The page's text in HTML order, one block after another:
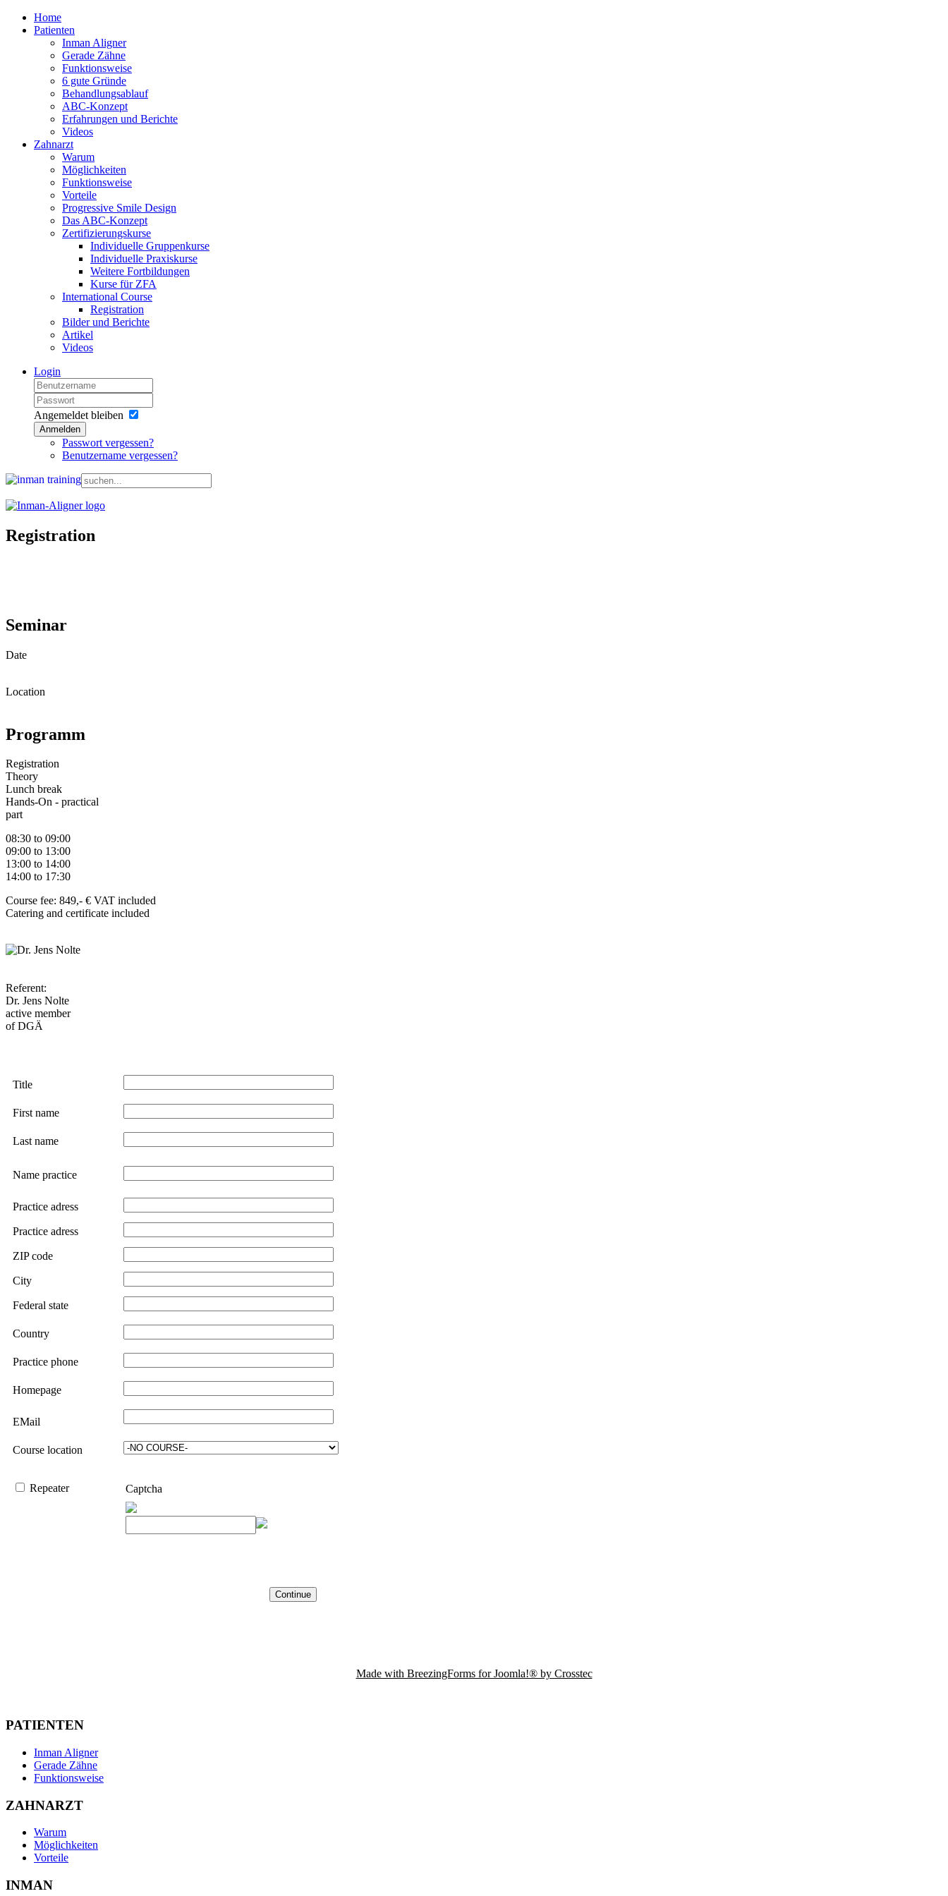
Home
Patienten
Inman Aligner
Gerade Zähne
Funktionsweise
6 gute Gründe
Behandlungsablauf
ABC-Konzept
Erfahrungen und Berichte
Videos
Zahnarzt
Warum
Möglichkeiten
Funktionsweise
Vorteile
Progressive Smile Design
Das ABC-Konzept
Zertifizierungskurse
Individuelle Gruppenkurse
Individuelle Praxiskurse
Weitere Fortbildungen
Kurse für ZFA
International Course
Registration
Bilder und Berichte
Artikel
Videos
Login
Angemeldet bleiben
Anmelden
Passwort vergessen?
Benutzername vergessen?
Registration
Seminar
Date
Location
Programm
Registration
Theory
Lunch break
Hands-On - practical
part
08:30 to 09:00
09:00 to 13:00
13:00 to 14:00
14:00 to 17:30
Course fee: 849,- € VAT included
Catering and certificate included
Referent:
Dr. Jens Nolte
active member
of DGÄ
Title
First name
Last name
Name practice
Practice adress
Practice adress
ZIP code
City
Federal state
Country
Practice phone
Homepage
EMail
Course location
Repeater Captcha
Made with BreezingForms for Joomla!® by Crosstec
PATIENTEN
Inman Aligner
Gerade Zähne
Funktionsweise
ZAHNARZT
Warum
Möglichkeiten
Vorteile
INMAN